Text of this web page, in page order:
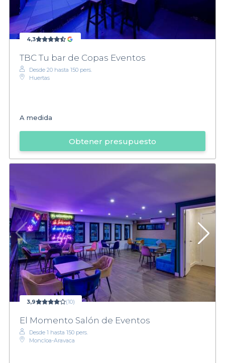
4,3
TBC Tu bar de Copas Eventos
Desde 20 hasta 150 pers.
Huertas
A medida
Obtener presupuesto
3,9 (10)
El Momento Salón de Eventos
Desde 1 hasta 150 pers.
Moncloa-Aravaca